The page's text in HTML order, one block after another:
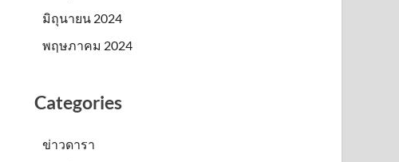
มิถุนายน 2024
พฤษภาคม 2024
Categories
ข่าวดารา